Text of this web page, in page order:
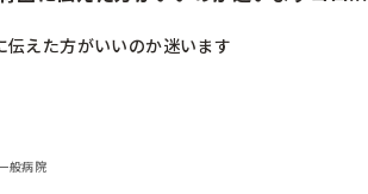
えた方がいいのか迷います
般病院